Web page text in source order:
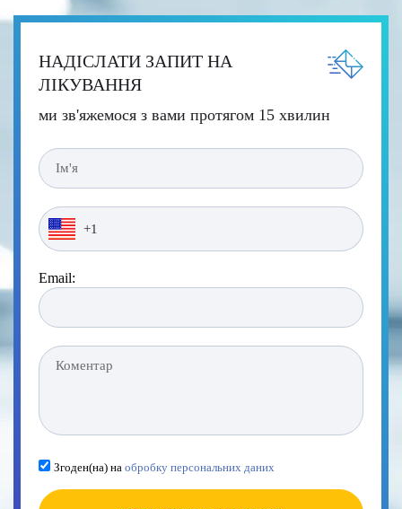
НАДІСЛАТИ ЗАПИТ НА
ЛІКУВАННЯ
ми зв'яжемося з вами протягом 15 хвилин
Email:
Згоден(на) на обробку персональних даних